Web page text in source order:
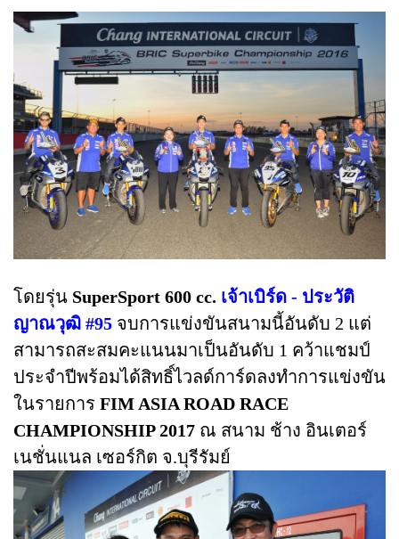
โดยรุ่น SuperSport 600 cc. เจ้าเบิร์ด - ประวัติ
ญาณวุฒิ #95 จบการแข่งขันสนามนี้อันดับ 2 แต่
สามารถสะสมคะแนนมาเป็นอันดับ 1 คว้าแชมป์
ประจำปีพร้อมได้สิทธิ์ไวลด์การ์ดลงทำการแข่งขัน
ในรายการ FIM ASIA ROAD RACE
CHAMPIONSHIP 2017 ณ สนาม ช้าง อินเตอร์
เนชั่นแนล เซอร์กิต จ.บุรีรัมย์